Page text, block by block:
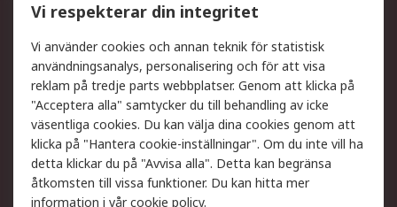
DesignSpark
Teknisk Support
Ditt lokala säljteam
Exportlösningar
Support
Få hjälp
Retur av varor
Leverans
Spåra din order
Begär en fakturakopi
Fördelar med RS-konto
Betalningsalternativ
Vi respekterar din integritet
Vi använder cookies och annan teknik för statistisk
användningsanalys, personalisering och för att visa
reklam på tredje parts webbplatser. Genom att klicka på
"Acceptera alla" samtycker du till behandling av icke
väsentliga cookies. Du kan välja dina cookies genom att
klicka på "Hantera cookie-inställningar". Om du inte vill ha
detta klickar du på "Avvisa alla". Detta kan begränsa
åtkomsten till vissa funktioner. Du kan hitta mer
information i vårcookie policy.